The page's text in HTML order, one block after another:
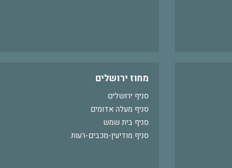
מחוז ירושלים
סניף ירושלים
סניף מעלה אדומים
סניף בית שמש
סניף מודיעין-מכבים-רעות